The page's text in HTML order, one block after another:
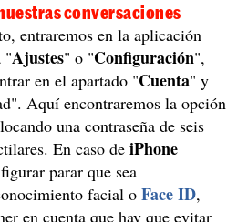
conversaciones
entraremos en la aplicación
"Ajustes" o "Configuración",
en el apartado "Cuenta" y
Aquí encontraremos la opción
una contraseña de seis
En caso de iPhone
parar que sea
facial o Face ID,
en cuenta que hay que evitar